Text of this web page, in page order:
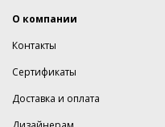
О компании
Контакты
Сертификаты
Доставка и оплата